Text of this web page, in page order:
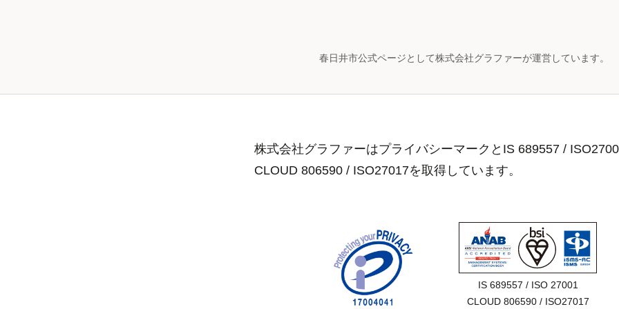
春日井市公式ページとして株式会社グラファーが運営しています。
株式会社グラファーはプライバシーマークとIS 689557 /
CLOUD 806590 / ISO27017を取得しています。
IS 689557 / ISO 27001
CLOUD 806590 / ISO27017